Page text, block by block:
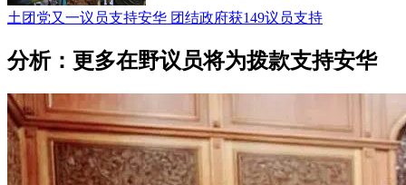
土团党又一议员支持安华 团结政府获149议员支持
分析：更多在野议员将为拨款支持安华